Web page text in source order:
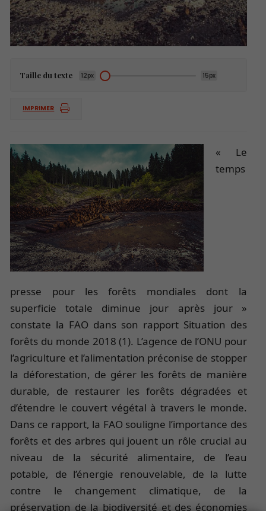
Taille du texte 12px 15px
IMPRIMER
« Le
temps
presse pour les forêts mondiales dont la
superficie totale diminue jour après jour »
constate la FAO dans son rapport Situation des
forêts du monde 2018 (1). L’agence de l’ONU pour
l’agriculture et l’alimentation préconise de stopper
la déforestation, de gérer les forêts de manière
durable, de restaurer les forêts dégradées et
d’étendre le couvert végétal à travers le monde.
Dans ce rapport, la FAO souligne l’importance des
forêts et des arbres qui jouent un rôle crucial au
niveau de la sécurité alimentaire, de l’eau
potable, de l’énergie renouvelable, de la lutte
contre le changement climatique, de la
préservation de la biodiversité et des économies